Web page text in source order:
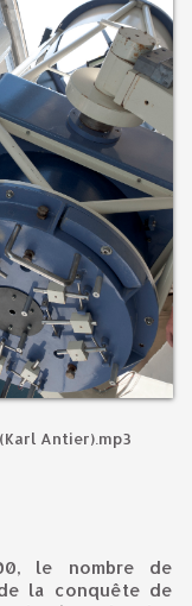
Antier).mp3
la conquête de